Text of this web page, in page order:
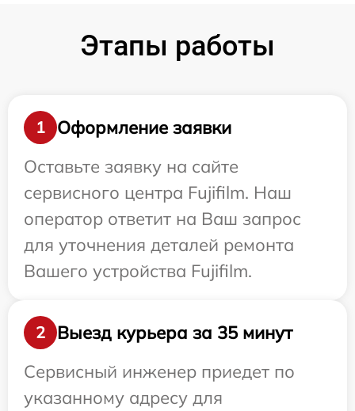
Этапы работы
1
Оформление заявки
Оставьте заявку на сайте
сервисного центра Fujifilm. Наш
оператор ответит на Ваш запрос
для уточнения деталей ремонта
Вашего устройства Fujifilm.
2
Выезд курьера за 35 минут
Сервисный инженер приедет по
указанному адресу для